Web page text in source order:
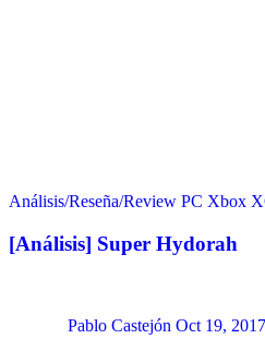
Análisis/Reseña/Review PC Xbox
[Análisis] Super Hydorah
Pablo Castejón Oct 19, 2017